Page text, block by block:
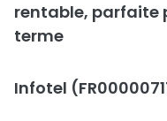
rentable, parfaite
terme
Infotel